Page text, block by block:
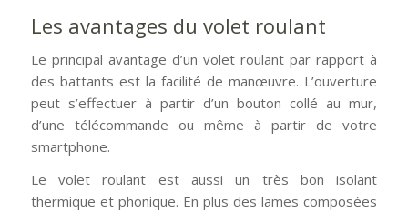
Les avantages du volet roulant
Le principal avantage d’un volet roulant par rapport à
des battants est la facilité de manœuvre. L’ouverture
peut s’effectuer à partir d’un bouton collé au mur,
d’une télécommande ou même à partir de votre
smartphone.
Le volet roulant est aussi un très bon isolant
thermique et phonique. En plus des lames composées